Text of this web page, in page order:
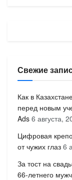
Свежие
Как в
перед новым
Ads 6 августа,
Цифровая
от чужих глаз 6
За тост на
66-летнего